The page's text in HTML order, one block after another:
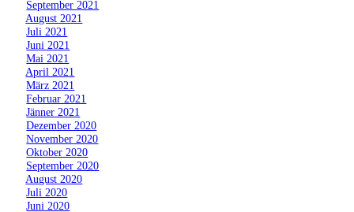
September 2021
August 2021
»Juli 2021
»Juni 2021
»Mai 2021
April 2021
»März 2021
»Februar 2021
»Jänner 2021
»Dezember 2020
»November 2020
»Oktober 2020
September 2020
August 2020
»Juli 2020
»Juni 2020